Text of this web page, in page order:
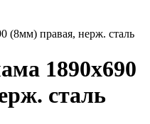
(8мм) правая, нерж. сталь
1890х690
сталь